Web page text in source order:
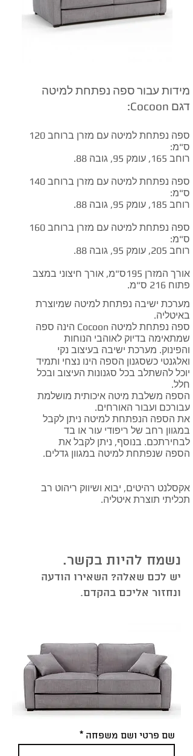
מידות עבור ספה נפתחת למיטה
דגם Cocoon:
ספה נפתחת למיטה עם מזרן ברוחב 120
ס"מ:
רוחב 165, עומק 95, גובה 88.
ספה נפתחת למיטה עם מזרן ברוחב 140
ס"מ:
רוחב 185, עומק 95, גובה 88.
ספה נפתחת למיטה עם מזרן ברוחב 160
ס"מ:
רוחב 205, עומק 95, גובה 88.
אורך המזרן 195ס"מ, אורך חיצוני במצב
פתוח 216 ס"מ.
מערכת ישיבה נפתחת למיטה שמיוצרת
באיטליה.
ספה נפתחת למיטה Cocoon הינה ספה
שמתאימה בדיוק לאוהבי הנוחות
והפינוק. מערכת ישיבה בעיצוב נקי
ואלגנטי כשסגנון הספה הינו נצחי ותמיד
יוכל להשתלב בכל סגנונות העיצוב ובכל
חלל.
הספה משלבת מיטה איכותית מושלמת
עבורכם ועבור האורחים.
את הספה הנפתחת למיטה ניתן לקבל
במגוון רחב של ריפודי עור או בד
לבחירתכם. בנוסף, ניתן לקבל את
הספה שנפתחת למיטה במגוון גדלים.
אקסלנט רהיטים, יבוא ושיווק ריהוט רב
תכליתי תוצרת איטליה.
נשמח להיות בקשר.
יש לכם שאלה? השאירו הודעה
ונחזור אליכם בהקדם.
שם פרטי ושם משפחה